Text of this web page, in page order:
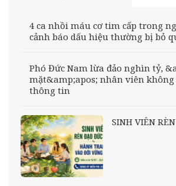
4 ca nhồi máu cơ tim cấp trong
cảnh báo dấu hiệu thường bị bỏ
Phó Đức Nam lừa đảo nghìn tỷ,
mặt&amp;apos; nhân viên
thông tin
SINH VIÊN